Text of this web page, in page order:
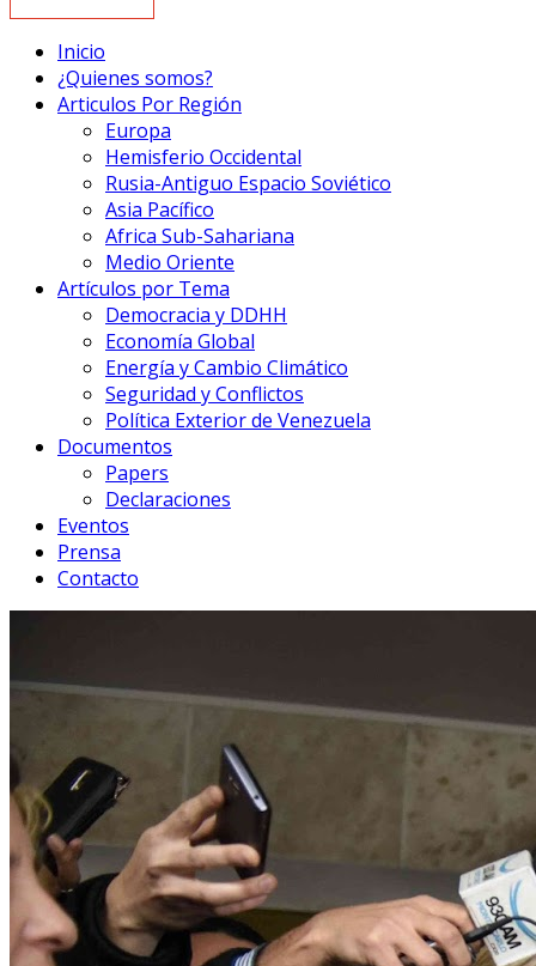
Inicio
¿Quienes somos?
Articulos Por Región
Europa
Hemisferio Occidental
Rusia-Antiguo Espacio Soviético
Asia Pacífico
Africa Sub-Sahariana
Medio Oriente
Artículos por Tema
Democracia y DDHH
Economía Global
Energía y Cambio Climático
Seguridad y Conflictos
Política Exterior de Venezuela
Documentos
Papers
Declaraciones
Eventos
Prensa
Contacto